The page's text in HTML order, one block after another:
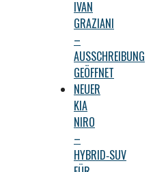
IVAN
GRAZIANI
–
AUSSCHREIBUNG
GEÖFFNET
NEUER
KIA
NIRO
–
HYBRID‑SUV